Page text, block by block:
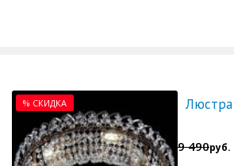
% СКИДКА
9 490руб.